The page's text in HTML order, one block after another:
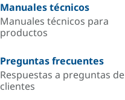
Manuales técnicos
Manuales técnicos para
productos
Preguntas frecuentes
Respuestas a preguntas de
clientes